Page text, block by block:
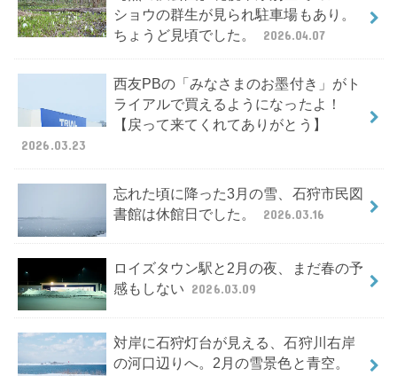
ショウの群生が見られ駐車場もあり。
ちょうど見頃でした。
2026.04.07
西友PBの「みなさまのお墨付き」がト
ライアルで買えるようになったよ！
【戻って来てくれてありがとう】
2026.03.23
忘れた頃に降った3月の雪、石狩市民図
書館は休館日でした。
2026.03.16
ロイズタウン駅と2月の夜、まだ春の予
感もしない 2026.03.09
対岸に石狩灯台が見える、石狩川右岸
の河口辺りへ。2月の雪景色と青空。